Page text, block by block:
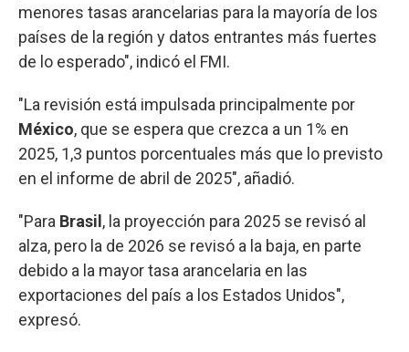
menores tasas arancelarias para la mayoría de los
países de la región y datos entrantes más fuertes
de lo esperado", indicó el FMI.
"La revisión está impulsada principalmente por
México, que se espera que crezca a un 1% en
2025, 1,3 puntos porcentuales más que lo previsto
en el informe de abril de 2025", añadió.
"Para Brasil , la proyección para 2025 se revisó al
alza, pero la de 2026 se revisó a la baja, en parte
debido a la mayor tasa arancelaria en las
exportaciones del país a los Estados Unidos",
expresó.